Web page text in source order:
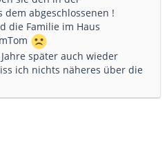
dem abgeschlossenen !
die Familie im Haus
später auch wieder
ich nichts näheres über die